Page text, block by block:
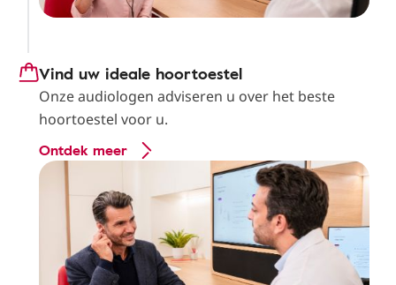
Vind uw ideale hoortoestel
Onze audiologen adviseren u over het beste
hoortoestel voor u.
Ontdek meer